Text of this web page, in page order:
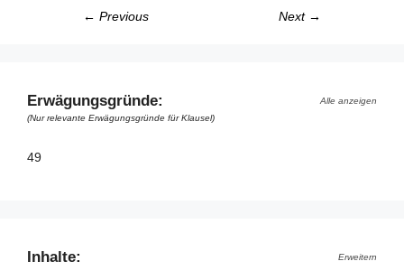
← Previous Next →
Erwägungsgründe:
Alle anzeigen
(Nur relevante Erwägungsgründe für Klausel)
49
Inhalte: Erweitern